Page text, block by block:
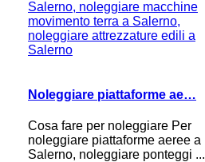
Noleggiare piattaforme ae…
Cosa fare per noleggiare Per
noleggiare piattaforme aeree a
Salerno, noleggiare ponteggi ...